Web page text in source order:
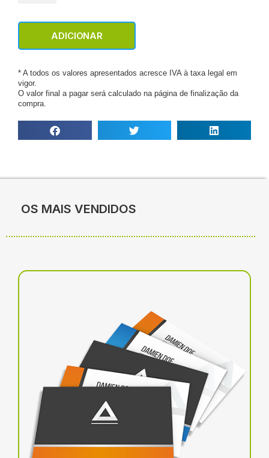
ADICIONAR
* A todos os valores apresentados acresce IVA à taxa legal em
vigor.
O valor final a pagar será calculado na página de finalização da
compra.
OS MAIS VENDIDOS